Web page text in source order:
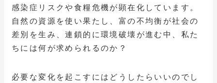
感染症リスクや食糧危機が顕在化しています。
自然の資源を使い果たし、富の不均衡が社会の
差別を生み、連鎖的に環境破壊が進む中、私た
ちには何が求められるのか？
必要な変化を起こすにはどうしたらいいのでし